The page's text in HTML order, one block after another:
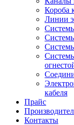
Короба
Линии
кабеля
Прайс
Контакты